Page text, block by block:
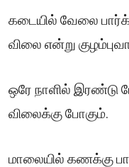
கடையில் வேலை
விலை என்று
ஒரே நாளில் இரண்டு
விலைக்கு போகும்.
மாலையில் கணக்கு